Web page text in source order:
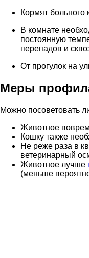
Кормят
В комнате
постоянную
перепадов и
От прогулок на
Меры
Можно посоветовать
Животное
Кошку также
Не реже раза в
ветеринарный
Животное лучше
(меньше